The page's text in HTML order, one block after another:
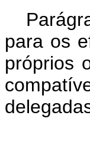
para os
próprios